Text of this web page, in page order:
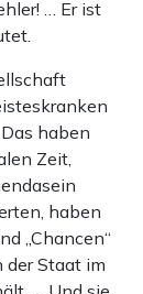
… Er ist
haben
Zeit,
haben
„Chancen“
der Staat im